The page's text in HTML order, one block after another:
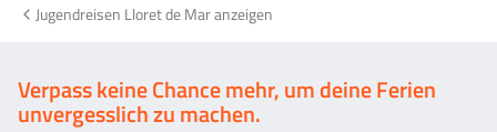
Jugendreisen Lloret de Mar anzeigen
Verpass keine Chance mehr, um deine Ferien
unvergesslich zu machen.